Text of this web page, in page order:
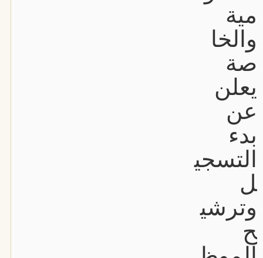
مية
والخا
صة
يعلن
عن
بدء
التسجي
ل
وترشي
ح